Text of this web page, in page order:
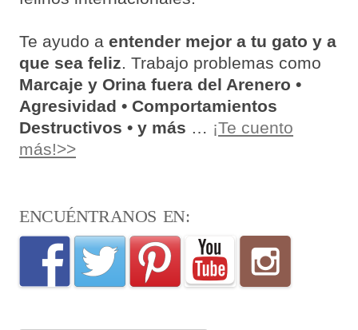
Te ayudo a entender mejor a tu gato y a
que sea feliz. Trabajo problemas como
Marcaje y Orina fuera del Arenero •
Agresividad • Comportamientos
Destructivos • y más … ¡Te cuento
más!>>
ENCUÉNTRANOS EN: